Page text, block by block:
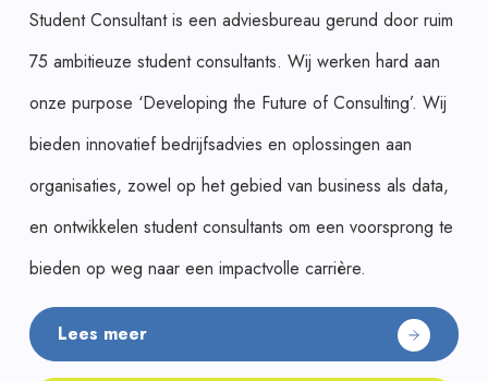
Student Consultant is een adviesbureau gerund door ruim
75 ambitieuze student consultants. Wij werken hard aan
onze purpose ‘Developing the Future of Consulting’. Wij
bieden innovatief bedrijfsadvies en oplossingen aan
organisaties, zowel op het gebied van business als data,
en ontwikkelen student consultants om een voorsprong te
bieden op weg naar een impactvolle carrière.
Lees meer